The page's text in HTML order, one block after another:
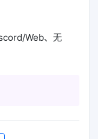
Web、无